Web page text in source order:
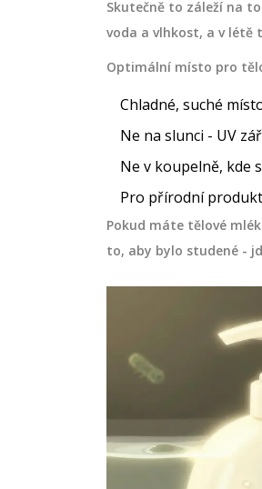
Skutečně to záleží na
voda a vlhkost, a v létě
Optimální místo pro
Chladné, suché
Ne na slunci - UV
Ne v koupelně, kde
Pro přírodní
Pokud máte tělové
to, aby bylo studené -
nástroje,
si naše tipy a
Jak
reálná
Jak dlouho